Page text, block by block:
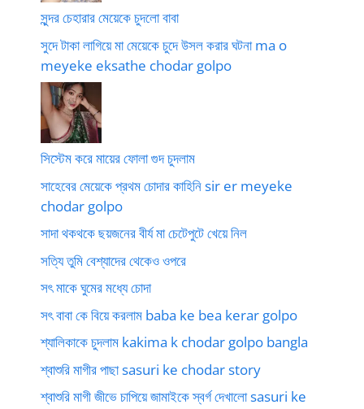
সুন্দর চেহারার মেয়েকে চুদলো বাবা
সুদে টাকা লাগিয়ে মা মেয়েকে চুদে উসল করার ঘটনা ma o
meyeke eksathe chodar golpo
সিস্টেম করে মায়ের ফোলা গুদ চুদলাম
সাহেবের মেয়েকে প্রথম চোদার কাহিনি sir er meyeke
chodar golpo
সাদা থকথকে ছয়জনের বীর্য মা চেটেপুটে খেয়ে নিল
সত্যি তুমি বেশ্যাদের থেকেও ওপরে
সৎ মাকে ঘুমের মধ্যে চোদা
সৎ বাবা কে বিয়ে করলাম baba ke bea kerar golpo
শ্যালিকাকে চুদলাম kakima k chodar golpo bangla
শ্বাশুরি মাগীর পাছা sasuri ke chodar story
শ্বাশুরি মাগী জীভে চাপিয়ে জামাইকে স্বর্গ দেখালো sasuri ke